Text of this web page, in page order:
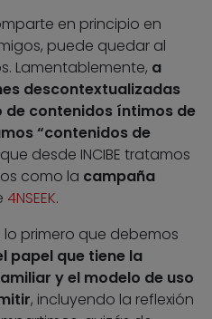
en principio en
puede quedar al
Lamentablemente, a
descontextualizadas
de contenidos íntimos de
“contenidos de
desde INCIBE tratamos
como la campaña
4NSEEK.
lo primero que debemos
papel que tiene la
y el modelo de uso
, incluyendo la reflexión